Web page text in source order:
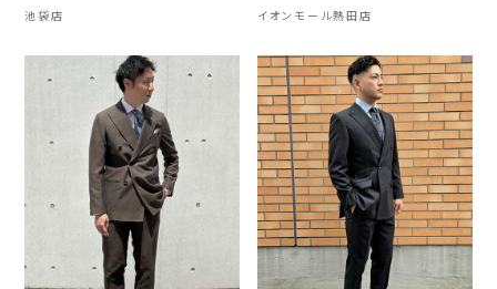
池袋店 イオンモール熱田店